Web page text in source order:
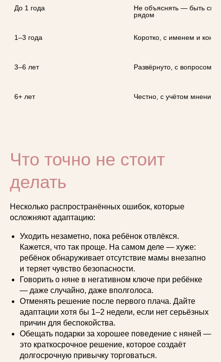
До 1 года
Не объяснять — быть
рядом
1–3 года Коротко, с именем и
3–6 лет Развёрнуто, с вопросом к
6+ лет Честно, с учётом мнения
Что точно не стоит
делать
Несколько распространённых ошибок, которые
осложняют адаптацию:
Уходить незаметно, пока ребёнок отвлёкся.
Кажется, что так проще. На самом деле — хуже:
ребёнок обнаруживает отсутствие мамы внезапно
и теряет чувство безопасности.
Говорить о няне в негативном ключе при ребёнке
— даже случайно, даже вполголоса.
Отменять решение после первого плача. Дайте
адаптации хотя бы 1–2 недели, если нет серьёзных
причин для беспокойства.
Обещать подарки за хорошее поведение с няней —
это краткосрочное решение, которое создаёт
долгосрочную привычку торговаться.
Ответим на ваши вопросы
Заполним подробный бриф
Проконсультируем, какая няня
стоимость услуг няни под ваш график
и требования
Получить консультацию
Контакты
Москва, ул. Поварская, д.10, стр.1, офис
705
+7 (495)260-01-60
manager1@trepetno-agency.ru